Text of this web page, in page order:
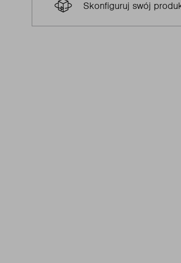
Skonfiguruj swój